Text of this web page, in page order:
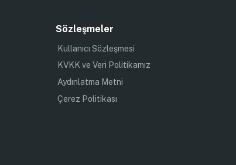
Sözleşmeler
Kullanıcı Sözleşmesi
KVKK ve Veri Politikamız
Aydınlatma Metni
Çerez Politikası